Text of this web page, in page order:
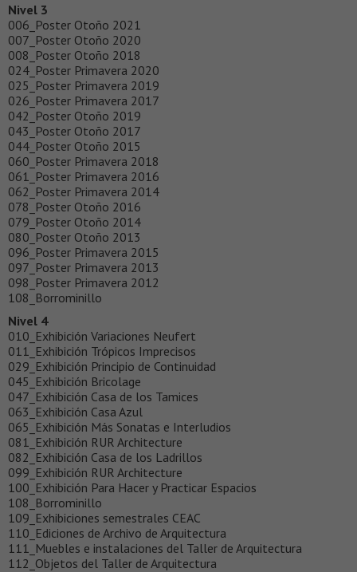
Nivel 3
006_Poster Otoño 2021
007_Poster Otoño 2020
008_Poster Otoño 2018
024_Poster Primavera 2020
025_Poster Primavera 2019
026_Poster Primavera 2017
042_Poster Otoño 2019
043_Poster Otoño 2017
044_Poster Otoño 2015
060_Poster Primavera 2018
061_Poster Primavera 2016
062_Poster Primavera 2014
078_Poster Otoño 2016
079_Poster Otoño 2014
080_Poster Otoño 2013
096_Poster Primavera 2015
097_Poster Primavera 2013
098_Poster Primavera 2012
108_Borrominillo
Nivel 4
010_Exhibición Variaciones Neufert
011_Exhibición Trópicos Imprecisos
029_Exhibición Principio de Continuidad
045_Exhibición Bricolage
047_Exhibición Casa de los Tamices
063_Exhibición Casa Azul
065_Exhibición Más Sonatas e Interludios
081_Exhibición RUR Architecture
082_Exhibición Casa de los Ladrillos
099_Exhibición RUR Architecture
100_Exhibición Para Hacer y Practicar Espacios
108_Borrominillo
109_Exhibiciones semestrales CEAC
110_Ediciones de Archivo de Arquitectura
111_Muebles e instalaciones del Taller de Arquitectura
112_Objetos del Taller de Arquitectura